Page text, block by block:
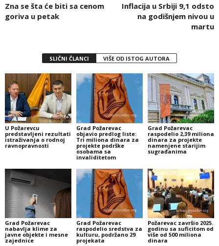
Zna se šta će biti sa cenom
goriva u petak
Inflacija u Srbiji 9,1 odsto
na godišnjem nivou u
martu
SLIČNI ČLANCI VIŠE OD ISTOG AUTORA
U Požarevcu
predstavljeni rezultati
istraživanja o rodnoj
ravnopravnosti
Grad Požarevac
objavio predlog liste:
Tri miliona dinara za
projekte podrške
osobama sa
invaliditetom
Grad Požarevac
raspodelio 2,39 miliona
dinara za projekte
namenjene starijim
sugrađanima
Grad Požarevac
nabavlja klime za
javne objekte i mesne
zajednice
Grad Požarevac
raspodelio sredstva za
kulturu, podržano 29
projekata
Požarevac završio 2025.
godinu sa suficitom od
više od 500 miliona
dinara